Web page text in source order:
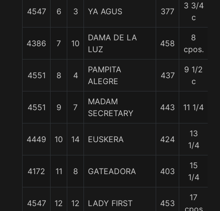
4547 6 3 YA AGUS 377
3 3/4
c
4386 7 10
DAMA DE LA
LUZ
458
8
cpos.
4551 8 4
PAMPITA
ALEGRE
437
9 1/2
c
4551 9 7
MADAM
SECRETARY
443 11 1/4
4449 10 14 EUSKERA 424
13
1/4
4172 11 8 GATEADORA 403
15
1/4
4547 12 12 LADY FIRST 453
17
cpos